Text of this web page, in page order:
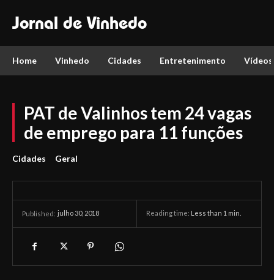
Jornal de Vinhedo
Home Vinhedo Cidades Entretenimento Vídeos
PAT de Valinhos tem 24 vagas
de emprego para 11 funções
Cidades Geral
Published: julho 30, 2018 Reading time: Less than 1 min.